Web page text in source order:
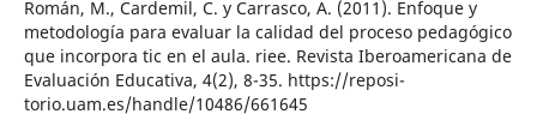
Román, M., Cardemil, C. y Carrasco, A. (2011). Enfoque y
metodología para evaluar la calidad del proceso pedagógico
que incorpora tic en el aula. riee. Revista Iberoamericana de
Evaluación Educativa, 4(2), 8-35. https://reposi-
torio.uam.es/handle/10486/661645